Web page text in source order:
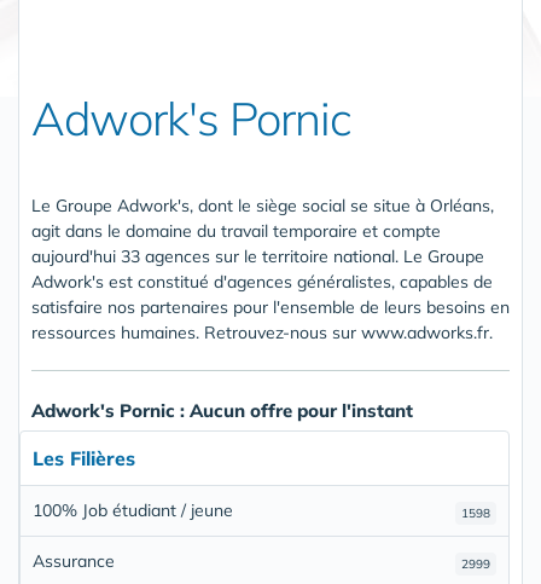
Adwork's Pornic
Le Groupe Adwork's, dont le siège social se situe à Orléans,
agit dans le domaine du travail temporaire et compte
aujourd'hui 33 agences sur le territoire national. Le Groupe
Adwork's est constitué d'agences généralistes, capables de
satisfaire nos partenaires pour l'ensemble de leurs besoins en
ressources humaines. Retrouvez-nous sur www.adworks.fr.
Adwork's Pornic : Aucun offre pour l'instant
Les Filières
1598
100% Job étudiant / jeune
2999
Assurance